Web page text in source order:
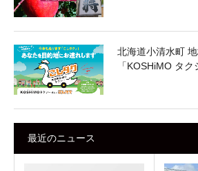
北海道小清水町
「KOSHiMO タ
最近のニュース